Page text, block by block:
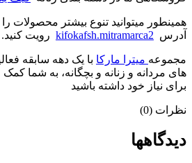
همینطور میتوانید تنوع بیشتر محصولات را
آدرس kifokafsh.mitramarca2 رویت کنید.
مجموعه میترا مارکا با یک دهه سابقه
های مردانه و زنانه و بچگانه، به شما کمک
برای نیاز خود داشته باشید
نظرات (0)
دیدگاهها